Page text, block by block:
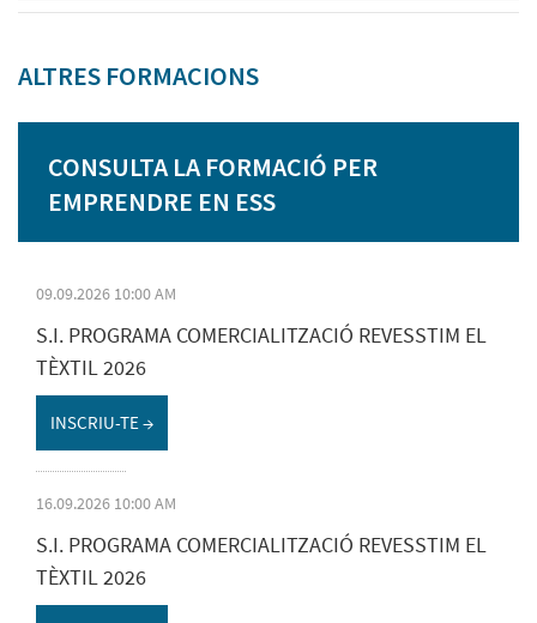
ALTRES FORMACIONS
CONSULTA LA FORMACIÓ PER
EMPRENDRE EN ESS
09.09.2026 10:00 AM
S.I. PROGRAMA COMERCIALITZACIÓ REVESSTIM EL
TÈXTIL 2026
INSCRIU-TE →
16.09.2026 10:00 AM
S.I. PROGRAMA COMERCIALITZACIÓ REVESSTIM EL
TÈXTIL 2026